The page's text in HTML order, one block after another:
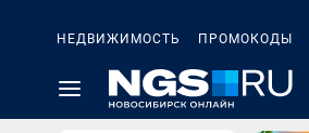
НЕДВИЖИМОСТЬ ПРОМОКОДЫ